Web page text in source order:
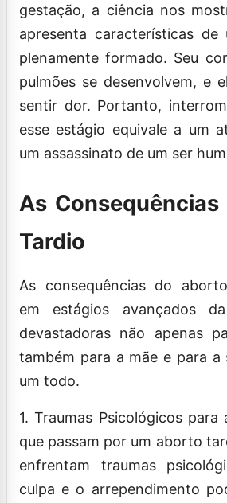
gestação, a ciência nos
apresenta características de
plenamente formado. Seu
pulmões se desenvolvem, e
sentir dor. Portanto,
esse estágio equivale a um
um assassinato de um ser
As
Tardio
As consequências do
em estágios avançados
devastadoras não apenas
também para a mãe e para a
um todo.
1. Traumas Psicológicos para
que passam por um aborto
enfrentam traumas
culpa e o arrependimento